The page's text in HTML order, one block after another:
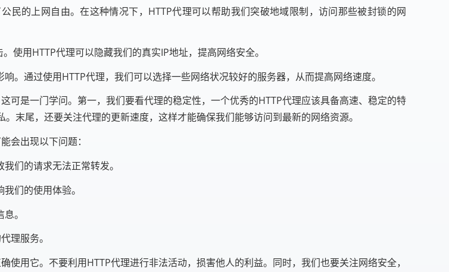
民的上网自由。在这种情况下，HTTP代理可以帮助我们突破地域限制，访问那些被封锁的网
使用HTTP代理可以隐藏我们的真实IP地址，提高网络安全。
。通过使用HTTP代理，我们可以选择一些网络状况较好的服务器，从而提高网络速度。
可是一门学问。第一，我们要看代理的稳定性，一个优秀的HTTP代理应该具备高速、稳定的特
末尾，还要关注代理的更新速度，这样才能确保我们能够访问到最新的网络资源。
会出现以下问题：
们的请求无法正常转发。
们的使用体验。
。
理服务。
用它。不要利用HTTP代理进行非法活动，损害他人的利益。同时，我们也要关注网络安全，